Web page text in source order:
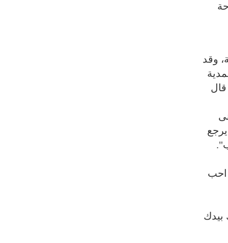
وقد
قال
احب
بيدك